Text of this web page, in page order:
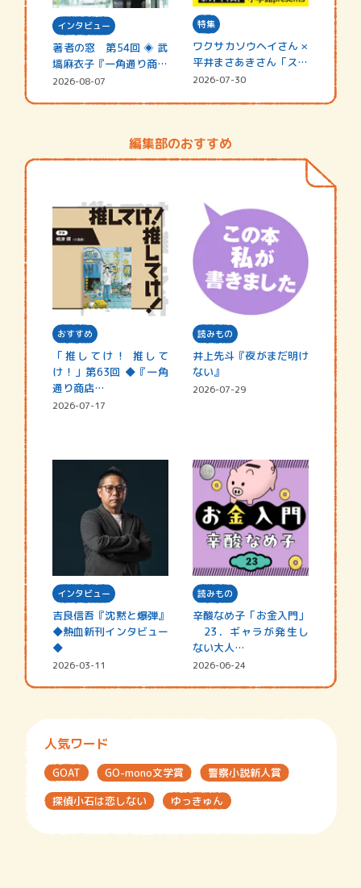
インタビュー
著者の窓 第54回 ◈ 武
塙麻衣子『一角通り商店
街の…
2026-08-07
特集
ワクサカソウヘイさん ×
平井まさあきさん「スペ
シャ…
2026-07-30
編集部のおすすめ
おすすめ
「推してけ！ 推して
け！」第63回 ◆『一角
通り商店…
2026-07-17
読みもの
井上先斗『夜がまだ明け
ない』
2026-07-29
インタビュー
吉良信吾『沈黙と爆弾』
◆熱血新刊インタビュー
◆
2026-03-11
読みもの
辛酸なめ子「お金入門」
23．ギャラが発生し
ない大人…
2026-06-24
人気ワード
GOAT GO-mono文学賞
警察小説新人賞
探偵小石は恋しない
ゆっきゅん